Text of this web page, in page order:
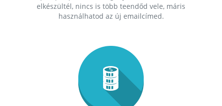
elkészültél, nincs is több teendőd vele, máris
használhatod az új emailcímed.